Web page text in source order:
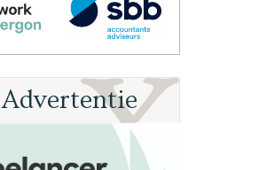
Advertentie